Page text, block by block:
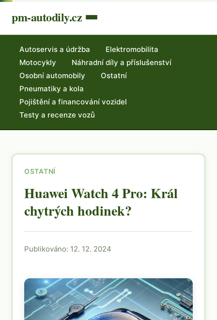
pm-autodily.cz
Autoservis a údržba
Elektromobilita
Motocykly
Náhradní díly a příslušenství
Osobní automobily
Ostatní
Pneumatiky a kola
Pojištění a financování vozidel
Testy a recenze vozů
OSTATNÍ
Huawei Watch 4 Pro: Král
chytrých hodinek?
Publikováno: 12. 12. 2024